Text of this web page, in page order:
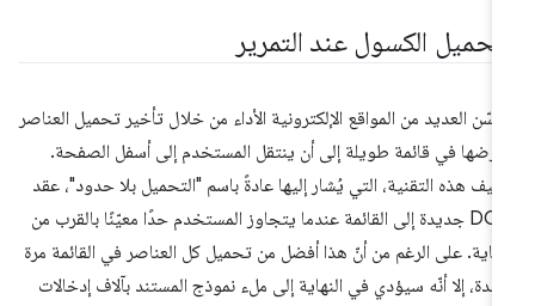
الكسول عند التمرير
العديد من المواقع الإلكترونية الأداء من خلال تأخير تحميل العناصر
في قائمة طويلة إلى أن ينتقل المستخدم إلى أسفل الصفحة.
هذه التقنية، التي يُشار إليها عادةً باسم "التحميل بلا حدود"، عقد
DOM جديدة إلى القائمة عندما يتجاوز المستخدم حدًا معيّنًا بالقرب من
على الرغم من أنّ هذا أفضل من تحميل كل العناصر في القائمة مرة
إلا أنّه سيؤدي في النهاية إلى ملء نموذج المستند بآلاف إدخالات